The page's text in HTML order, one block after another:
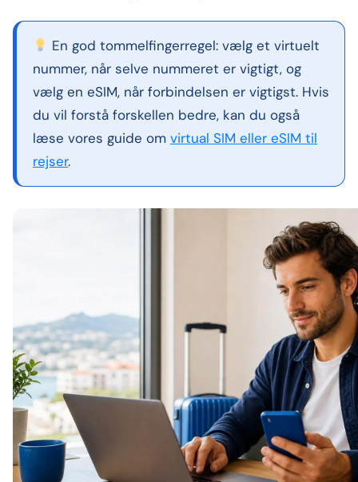
En god tommelfingerregel: vælg et virtuelt
nummer, når selve nummeret er vigtigt, og
vælg en eSIM, når forbindelsen er vigtigst. Hvis
du vil forstå forskellen bedre, kan du også
læse vores guide om virtual SIM eller eSIM til
rejser.